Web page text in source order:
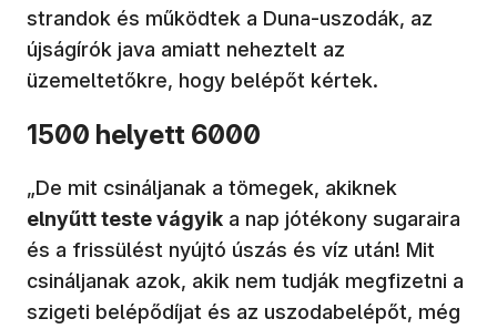
strandok és működtek a Duna-uszodák, az
újságírók java amiatt neheztelt az
üzemeltetőkre, hogy belépőt kértek.
1500 helyett 6000
„De mit csináljanak a tömegek, akiknek
elnyűtt teste vágyik a nap jótékony sugaraira
és a frissülést nyújtó úszás és víz után! Mit
csináljanak azok, akik nem tudják megfizetni a
szigeti belépődíjat és az uszodabelépőt, még